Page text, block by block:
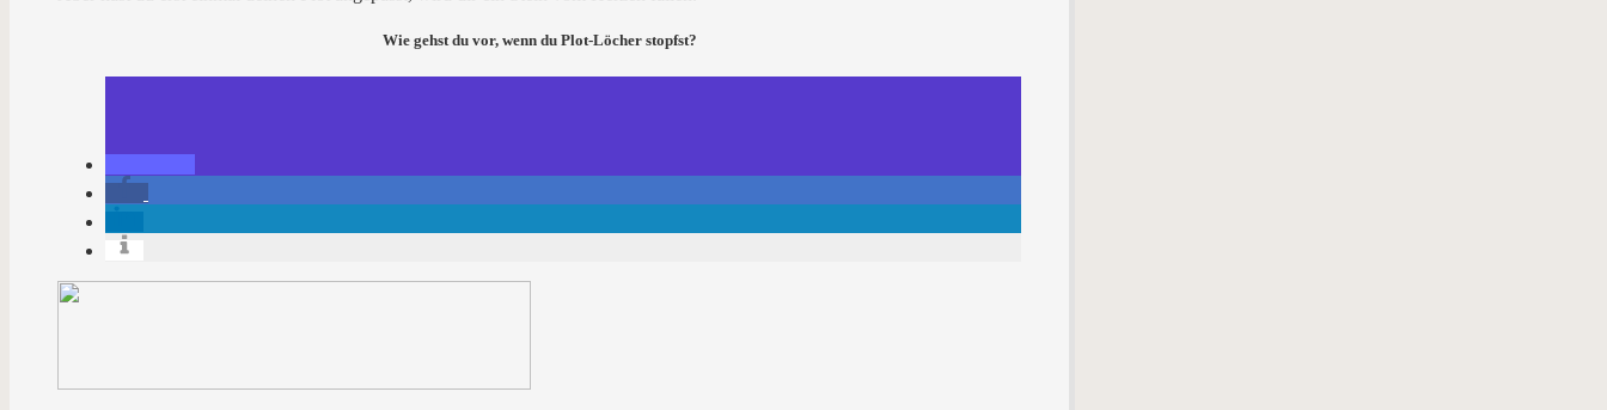
Wie gehst du vor, wenn du Plot-Löcher stopfst?